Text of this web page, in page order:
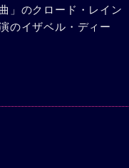
」のクロード・レイン
のイザベル・ディー